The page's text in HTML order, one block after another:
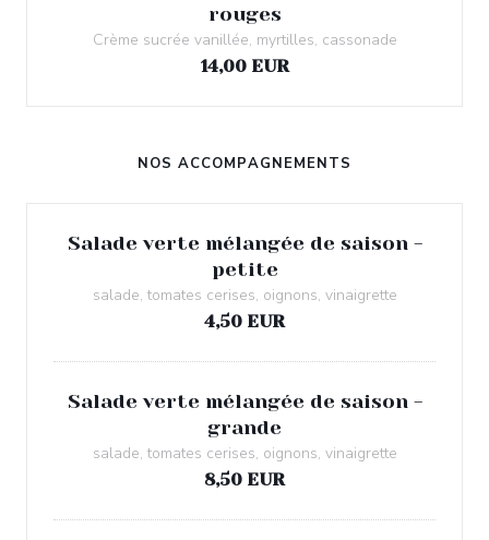
rouges
Crème sucrée vanillée, myrtilles, cassonade
14,00 EUR
NOS ACCOMPAGNEMENTS
Salade verte mélangée de saison -
petite
salade, tomates cerises, oignons, vinaigrette
4,50 EUR
Salade verte mélangée de saison -
grande
salade, tomates cerises, oignons, vinaigrette
8,50 EUR